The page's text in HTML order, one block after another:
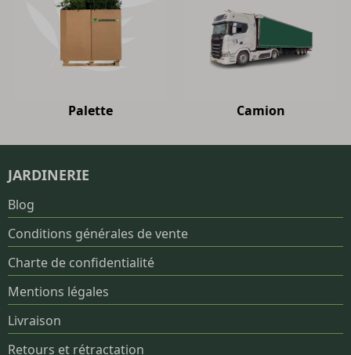
Palette Camion
JARDINERIE
Blog
Conditions générales de vente
Charte de confidentialité
Mentions légales
Livraison
Retours et rétractation